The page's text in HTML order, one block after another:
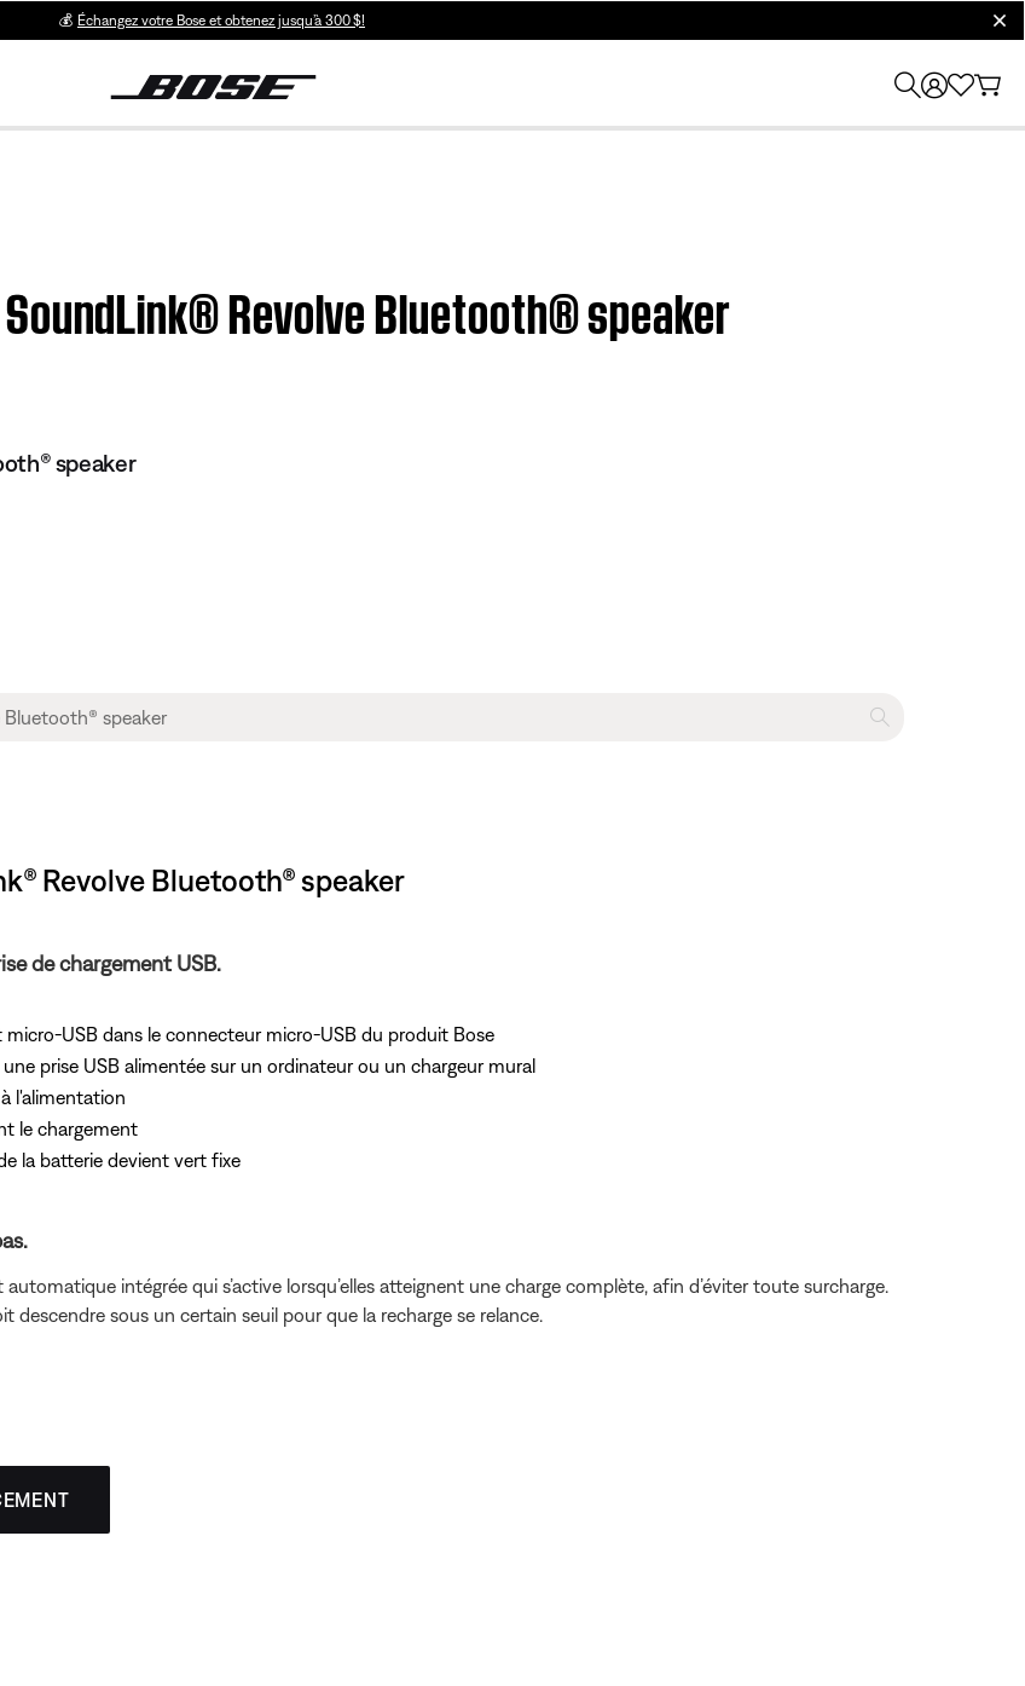
💰 Échangez votre Bose et obtenez jusqu’à 300 $!
Revolve Bluetooth® speaker
speaker
Revolve Bluetooth® speaker
de chargement USB.
USB dans le connecteur micro-USB du produit Bose
prise USB alimentée sur un ordinateur ou un chargeur mural
l'alimentation
le chargement
la batterie devient vert fixe
intégrée qui s’active lorsqu’elles atteignent une charge complète, afin d’éviter toute surcharge.
descendre sous un certain seuil pour que la recharge se relance.